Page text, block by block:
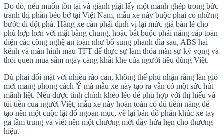
Do đó, nếu muốn tồn tại và giành giật lấy một mảnh ghép trong bức
tranh thị phần béo bở tại Việt Nam, mẫu xe này buộc phải có những
bước đi đột phá. Hãng xe cần phải định vị lại mức giá bán lẻ cho
phù hợp hơn với mặt bằng chung, hoặc bắt buộc phải nâng cấp toàn
diện các công nghệ an toàn như bổ sung phanh đĩa sau, ABS hai
kênh và màn hình màu TFT để thực sự làm thỏa mãn sự kỳ vọng và
thói quen mua sắm ngày càng khắt khe của người tiêu dùng Việt.
Dù phải đối mặt với nhiều rào cản, không thể phủ nhận rằng làn gió
mới mang phong cách Ý mà mẫu xe này tạo ra vẫn có một sức hút
mãnh liệt. Nếu được tinh chỉnh khéo léo để phù hợp với thị hiếu và
túi tiền của người Việt, mẫu xe này hoàn toàn có đủ tiềm năng để
tạo nên một cuộc lật đổ ngoạn mục, vẽ lại bản đồ phân khúc xe tay
ga tầm trung và viết nên một chương mới đầy hứa hẹn cho thương
hiệu.